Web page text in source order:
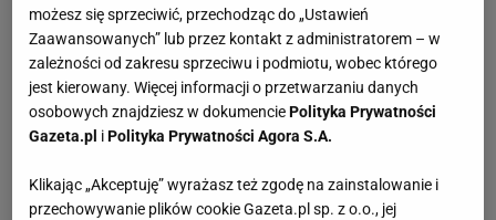
możesz się sprzeciwić, przechodząc do „Ustawień
Zaawansowanych” lub przez kontakt z administratorem – w
zależności od zakresu sprzeciwu i podmiotu, wobec którego
jest kierowany. Więcej informacji o przetwarzaniu danych
osobowych znajdziesz w dokumenciePolityka Prywatności
Gazeta.pl iPolityka Prywatności Agora S.A.
Klikając „Akceptuję” wyrażasz też zgodę na zainstalowanie i
przechowywanie plików cookie Gazeta.pl sp. z o.o., jej